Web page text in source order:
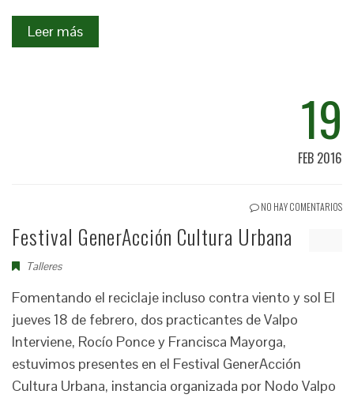
Leer más
19
FEB 2016
NO HAY COMENTARIOS
Festival GenerAcción Cultura Urbana
Talleres
Fomentando el reciclaje incluso contra viento y sol El
jueves 18 de febrero, dos practicantes de Valpo
Interviene, Rocío Ponce y Francisca Mayorga,
estuvimos presentes en el Festival GenerAcción
Cultura Urbana, instancia organizada por Nodo Valpo